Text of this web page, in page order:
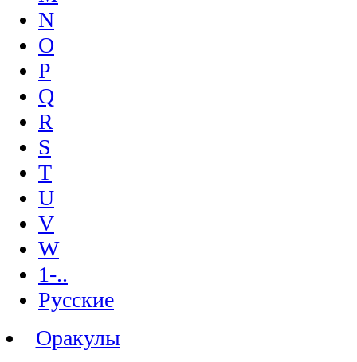
N
O
P
Q
R
S
T
U
V
W
1-..
Русские
Оракулы